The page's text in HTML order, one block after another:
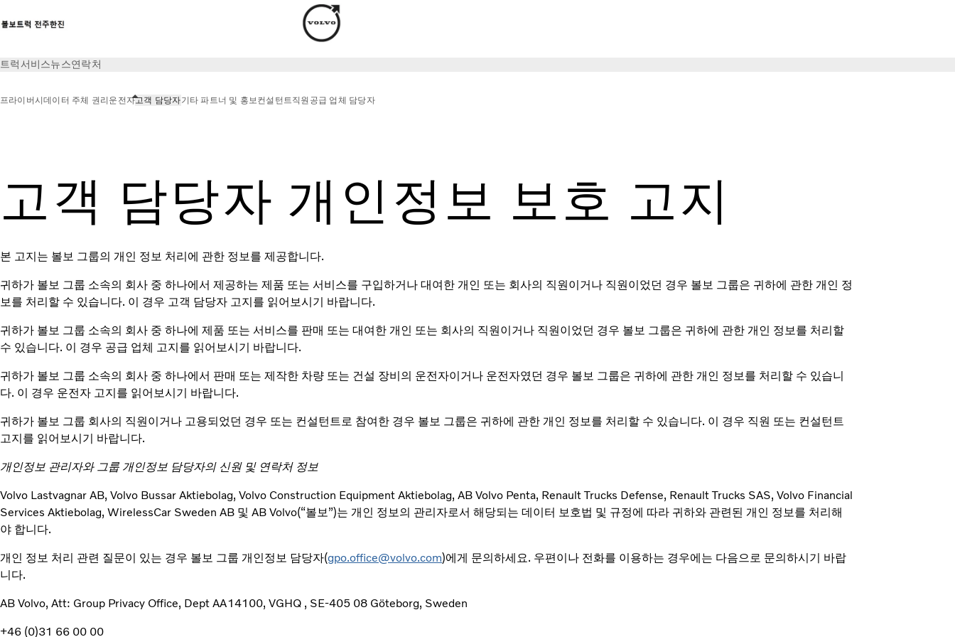
트럭서비스뉴스연락처
프라이버시데이터 주체 권리 운전자고객 담당자기타 파트너 및 홍보컨설턴트직원 공급 업체 담당자
고객 담당자 개인정보 보호 고지
본 고지는 볼보 그룹의 개인 정보 처리에 관한 정보를 제공합니다.
귀하가 볼보 그룹 소속의 회사 중 하나에서 제공하는 제품 또는 서비스를 구입하거나 대여한 개인 또는 회사의 직원이거나 직원이었던 경우 볼보 그룹은 귀하에 관한 개인 정
보를 처리할 수 있습니다. 이 경우 고객 담당자 고지를 읽어보시기 바랍니다.
귀하가 볼보 그룹 소속의 회사 중 하나에 제품 또는 서비스를 판매 또는 대여한 개인 또는 회사의 직원이거나 직원이었던 경우 볼보 그룹은 귀하에 관한 개인 정보를 처리할
수 있습니다. 이 경우 공급 업체 고지를 읽어보시기 바랍니다.
귀하가 볼보 그룹 소속의 회사 중 하나에서 판매 또는 제작한 차량 또는 건설 장비의 운전자이거나 운전자였던 경우 볼보 그룹은 귀하에 관한 개인 정보를 처리할 수 있습니
다. 이 경우 운전자 고지를 읽어보시기 바랍니다.
귀하가 볼보 그룹 회사의 직원이거나 고용되었던 경우 또는 컨설턴트로 참여한 경우 볼보 그룹은 귀하에 관한 개인 정보를 처리할 수 있습니다. 이 경우 직원 또는 컨설턴트
고지를 읽어보시기 바랍니다.
개인정보 관리자와 그룹 개인정보 담당자의 신원 및 연락처 정보
Volvo Lastvagnar AB, Volvo Bussar Aktiebolag, Volvo Construction Equipment Aktiebolag, AB Volvo Penta, Renault Trucks Defense, Renault Trucks SAS, Volvo Financial
Services Aktiebolag, WirelessCar Sweden AB 및 AB Volvo(“볼보”)는 개인 정보의 관리자로서 해당되는 데이터 보호법 및 규정에 따라 귀하와 관련된 개인 정보를 처리해
야 합니다.
개인 정보 처리 관련 질문이 있는 경우 볼보 그룹 개인정보 담당자(gpo.office@volvo.com)에게 문의하세요. 우편이나 전화를 이용하는 경우에는 다음으로 문의하시기 바랍
니다.
AB Volvo, Att: Group Privacy Office, Dept AA14100, VGHQ , SE-405 08 Göteborg, Sweden
+46 (0)31 66 00 00